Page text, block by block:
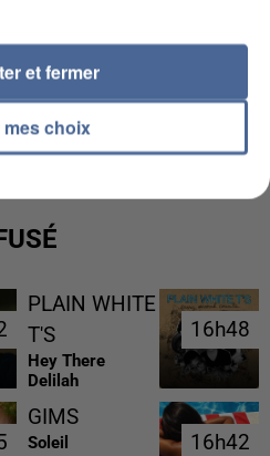
CLIENTS DÉROBÉES À
UNE...
PLAIN WHITE
T'S
Hey There
Delilah
16h48
16h48
GIMS
Soleil 16h42
16h42
mes choix
et fermer